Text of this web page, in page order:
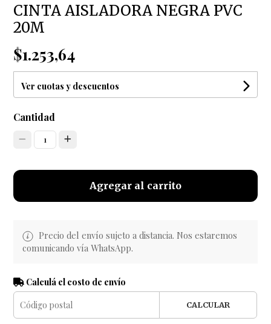
CINTA AISLADORA NEGRA PVC
20M
$1.253,64
Ver cuotas y descuentos
Cantidad
1
Agregar al carrito
Precio del envío sujeto a distancia. Nos estaremos
comunicando vía WhatsApp.
Calculá el costo de envío
CALCULAR